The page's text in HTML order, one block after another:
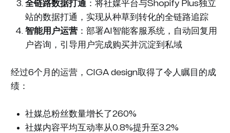
全链路数据打通 ：将社媒平台与Shopify Plus独立
站的数据打通，实现从种草到转化的全链路追踪
智能用户运营：部署AI智能客服系统，自动回复用
户咨询，引导用户完成购买并沉淀到私域
经过6个月的运营，CIGA design取得了令人瞩目的成
绩：
社媒总粉丝数量增长了260%
社媒内容平均互动率从0.8%提升至3.2%